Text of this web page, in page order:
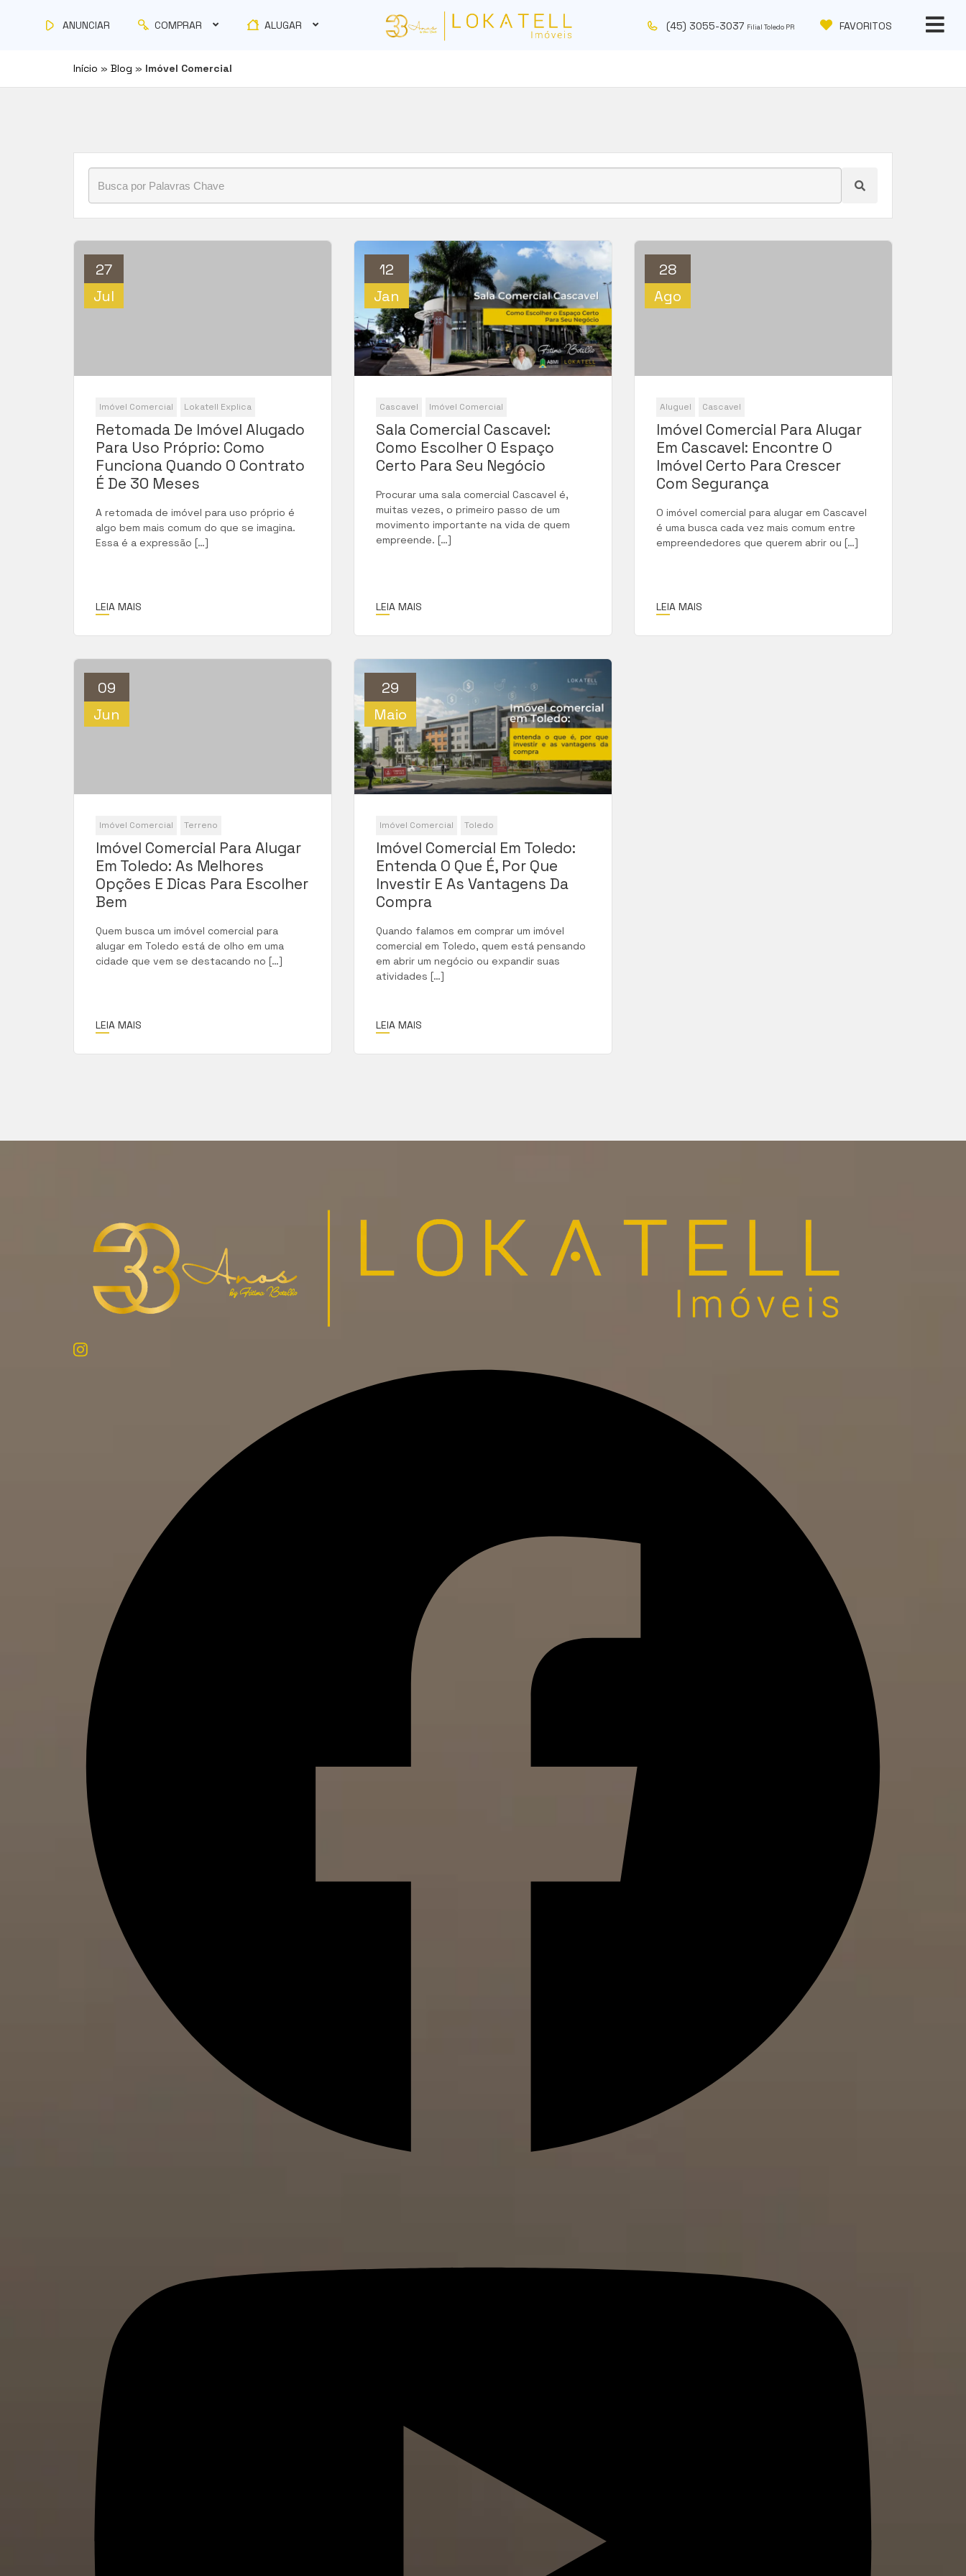
ANUNCIAR COMPRAR ALUGAR FAVORITOS
(45) 3055-3037 Filial Toledo PR
Início » Blog » Imóvel Comercial
27
Jul
Imóvel Comercial Lokatell Explica
Retomada De Imóvel Alugado
Para Uso Próprio: Como
Funciona Quando O Contrato
É De 30 Meses
A retomada de imóvel para uso próprio é
algo bem mais comum do que se imagina.
Essa é a expressão […]
LEIA MAIS
12
Jan
Cascavel Imóvel Comercial
Sala Comercial Cascavel:
Como Escolher O Espaço
Certo Para Seu Negócio
Procurar uma sala comercial Cascavel é,
muitas vezes, o primeiro passo de um
movimento importante na vida de quem
empreende. […]
LEIA MAIS
28
Ago
Aluguel Cascavel
Imóvel Comercial Para Alugar
Em Cascavel: Encontre O
Imóvel Certo Para Crescer
Com Segurança
O imóvel comercial para alugar em Cascavel
é uma busca cada vez mais comum entre
empreendedores que querem abrir ou […]
LEIA MAIS
09
Jun
Imóvel Comercial Terreno
Imóvel Comercial Para Alugar
Em Toledo: As Melhores
Opções E Dicas Para Escolher
Bem
Quem busca um imóvel comercial para
alugar em Toledo está de olho em uma
cidade que vem se destacando no […]
LEIA MAIS
29
Maio
Imóvel Comercial Toledo
Imóvel Comercial Em Toledo:
Entenda O Que É, Por Que
Investir E As Vantagens Da
Compra
Quando falamos em comprar um imóvel
comercial em Toledo, quem está pensando
em abrir um negócio ou expandir suas
atividades […]
LEIA MAIS